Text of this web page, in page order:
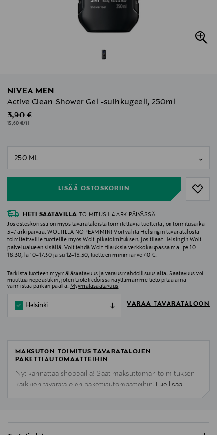
NIVEA MEN
Active Clean Shower Gel -suihkugeeli, 250ml
Original Price
3,90 €
15,60 €/1l
LISÄÄ OSTOSKORIIN
HETI SAATAVILLA
TOIMITUS 1-4 ARKIPÄIVÄSSÄ
Jos ostoskorissa on myös tavarataloista toimitettavia tuotteita, on toimitusaika
3–7 arkipäivää. WOLTILLA NOPEAMMIN! Voit valita Helsingin tavaratalosta
toimitettaville tuotteille myös Wolt-pikatoimituksen, jos tilaat Helsingin Wolt-
palvelualueen sisällä. Voit tehdä Wolt-tilauksia verkkokaupassa ma–pe 10–
18.30, la 10–17.30 ja su 12–16.30, tuotteen minimiarvo 40 €.
Tarkista tuotteen myymäläsaatavuus ja varausmahdollisuus alta. Saatavuus voi
muuttua nopeastikin, joten tuotetiedoissa näyttämämme tieto pitää aina
varmistaa paikan päällä. Myymäläsaatavuus
Helsinki VARAA TAVARATALOON
MAKSUTON TOIMITUS TAVARATALOJEN
PAKETTIAUTOMAATTEIHIN
Nyt kannattaa shoppailla! Saat maksuttoman toimituksen
kaikkien tavaratalojen pakettiautomaatteihin. Lue lisää